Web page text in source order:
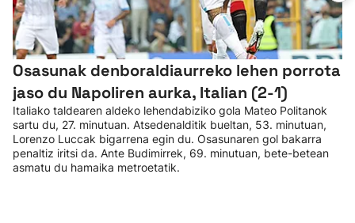
Osasunak denboraldiaurreko lehen porrota
jaso du Napoliren aurka, Italian (2-1)
Italiako taldearen aldeko lehendabiziko gola Mateo Politanok
sartu du, 27. minutuan. Atsedenalditik bueltan, 53. minutuan,
Lorenzo Luccak bigarrena egin du. Osasunaren gol bakarra
penaltiz iritsi da. Ante Budimirrek, 69. minutuan, bete-betean
asmatu du hamaika metroetatik.